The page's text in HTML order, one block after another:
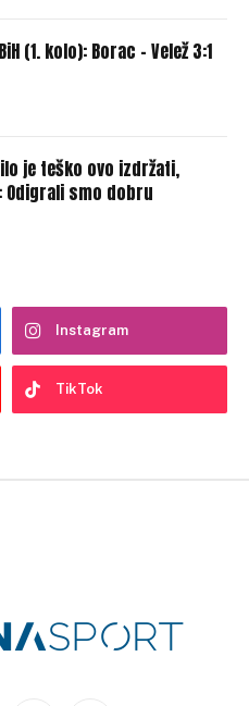
(1. kolo): Borac – Velež 3:1
je teško ovo izdržati,
Odigrali smo dobru
Instagram
TikTok